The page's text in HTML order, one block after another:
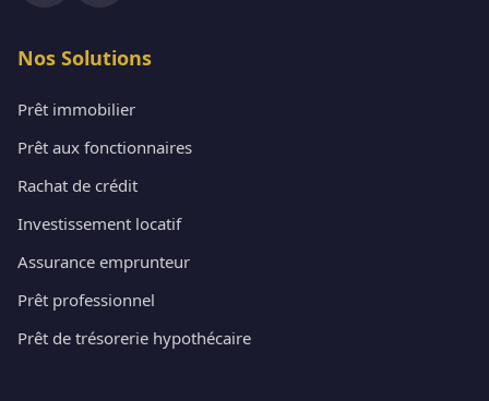
Nos Solutions
Prêt immobilier
Prêt aux fonctionnaires
Rachat de crédit
Investissement locatif
Assurance emprunteur
Prêt professionnel
Prêt de trésorerie hypothécaire